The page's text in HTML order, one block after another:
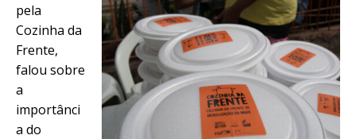
pela
Cozinha da
Frente,
falou sobre
a
importânci
a do